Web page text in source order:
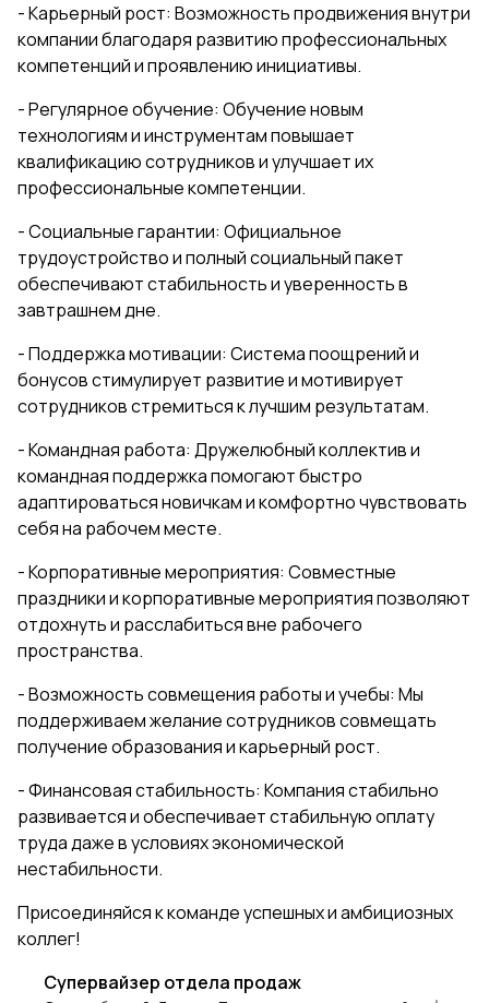
- Карьерный рост: Возможность продвижения внутри
компании благодаря развитию профессиональных
компетенций и проявлению инициативы.
- Регулярное обучение: Обучение новым
технологиям и инструментам повышает
квалификацию сотрудников и улучшает их
профессиональные компетенции.
- Социальные гарантии: Официальное
трудоустройство и полный социальный пакет
обеспечивают стабильность и уверенность в
завтрашнем дне.
- Поддержка мотивации: Система поощрений и
бонусов стимулирует развитие и мотивирует
сотрудников стремиться к лучшим результатам.
- Командная работа: Дружелюбный коллектив и
командная поддержка помогают быстро
адаптироваться новичкам и комфортно чувствовать
себя на рабочем месте.
- Корпоративные мероприятия: Совместные
праздники и корпоративные мероприятия позволяют
отдохнуть и расслабиться вне рабочего
пространства.
- Возможность совмещения работы и учебы: Мы
поддерживаем желание сотрудников совмещать
получение образования и карьерный рост.
- Финансовая стабильность: Компания стабильно
развивается и обеспечивает стабильную оплату
труда даже в условиях экономической
нестабильности.
Присоединяйся к команде успешных и амбициозных
коллег!
Супервайзер отдела продаж